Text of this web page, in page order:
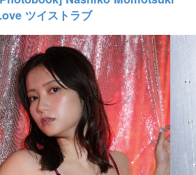
ツイストラブ